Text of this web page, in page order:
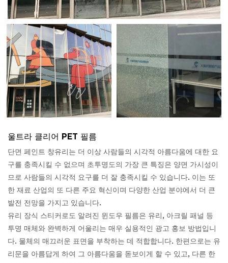
울트라 클리어 PET 필름
단면 페인트 창유리는 더 이상 사람들의 시각적 아름다움에 대한 요
구를 충족시킬 수 없으며 초투명도의 가장 큰 특징은 양면 가시성이
므로 사람들의 시각적 요구를 더 잘 충족시킬 수 있습니다. 이는 또
한 재료 산업의 또 다른 주요 혁신이며 다양한 산업 분야에서 더 큰
발전 전망을 가지고 있습니다.
유리 장식 스티커로도 알려진 윈도우 필름은 유리, 아크릴 패널 등
투명 매체와 완벽하게 어울리는 매우 실용적인 광고 홍보 방법입니
다. 물체의 매끄러운 표면을 부착하는 데 적합합니다. 한편으로는 유
리문을 아름답게 하여 그 아름다움을 돋보이게 할 수 있고, 다른 한